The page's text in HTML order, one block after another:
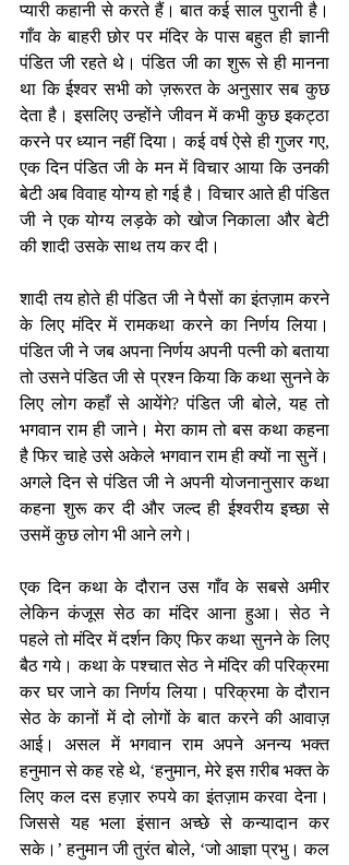
प्यारी कहानी से करते हैं। बात कई साल पुरानी है।
गाँव के बाहरी छोर पर मंदिर के पास बहुत ही ज्ञानी
पंडित जी रहते थे। पंडित जी का शुरू से ही मानना
था कि ईश्वर सभी को ज़रूरत के अनुसार सब कुछ
देता है। इसलिए उन्होंने जीवन में कभी कुछ इकट्ठा
करने पर ध्यान नहीं दिया। कई वर्ष ऐसे ही गुजर गए,
एक दिन पंडित जी के मन में विचार आया कि उनकी
बेटी अब विवाह योग्य हो गई है। विचार आते ही पंडित
जी ने एक योग्य लड़के को खोज निकाला और बेटी
की शादी उसके साथ तय कर दी।
शादी तय होते ही पंडित जी ने पैसों का इंतज़ाम करने
के लिए मंदिर में रामकथा करने का निर्णय लिया।
पंडित जी ने जब अपना निर्णय अपनी पत्नी को बताया
तो उसने पंडित जी से प्रश्न किया कि कथा सुनने के
लिए लोग कहाँ से आयेंगे? पंडित जी बोले, यह तो
भगवान राम ही जाने। मेरा काम तो बस कथा कहना
है फिर चाहे उसे अकेले भगवान राम ही क्यों ना सुनें।
अगले दिन से पंडित जी ने अपनी योजनानुसार कथा
कहना शुरू कर दी और जल्द ही ईश्वरीय इच्छा से
उसमें कुछ लोग भी आने लगे।
एक दिन कथा के दौरान उस गाँव के सबसे अमीर
लेकिन कंजूस सेठ का मंदिर आना हुआ। सेठ ने
पहले तो मंदिर में दर्शन किए फिर कथा सुनने के लिए
बैठ गये। कथा के पश्चात सेठ ने मंदिर की परिक्रमा
कर घर जाने का निर्णय लिया। परिक्रमा के दौरान
सेठ के कानों में दो लोगों के बात करने की आवाज़
आई। असल में भगवान राम अपने अनन्य भक्त
हनुमान से कह रहे थे, ‘हनुमान, मेरे इस ग़रीब भक्त के
लिए कल दस हज़ार रुपये का इंतज़ाम करवा देना।
जिससे यह भला इंसान अच्छे से कन्यादान कर
सके।’ हनुमान जी तुरंत बोले, ‘जो आज्ञा प्रभु। कल